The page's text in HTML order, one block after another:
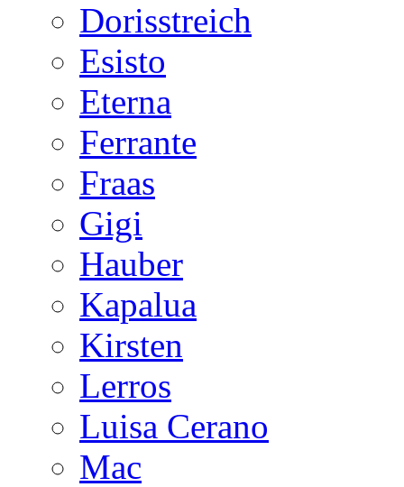
Dorisstreich
Esisto
Eterna
Ferrante
Fraas
Gigi
Hauber
Kapalua
Kirsten
Lerros
Luisa Cerano
Mac